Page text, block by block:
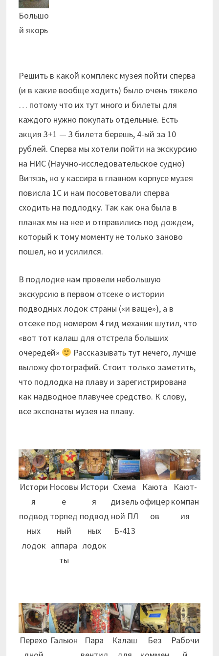
Большо
й якорь
Решить в какой комплекс музея пойти сперва
(и в какие вообще ходить) было очень тяжело
… потому что их тут много и билеты для
каждого нужно покупать отдельные. Есть
акция 3+1 — 3 билета берешь, 4-ый за 10
рублей. Сперва мы хотели пойти на экскурсию
на НИС (Научно-исследовательское судно)
Витязь, но у кассира в главном корпусе музея
повисла 1С и нам посоветовали сперва
сходить на подлодку. Так как она была в
планах мы на нее и отправились под дождем,
который к тому моменту не только заново
пошел, но и усилился.
В подлодкенам провели небольшую
экскурсию в первом отсеке о истории
подводных лодок страны («и ваще»), а в
отсеке под номером 4 гид механик шутил, что
«вот тот калаш для отстрела больших
очередей»
Рассказывать тут нечего, лучше
выложу фотографий. Стоит только заметить,
что подлодка на плаву и зарегистрирована
как надводное плавучее средство. К слову,
все экспонаты музея на плаву.
Истори
я
подвод
ных
лодок
Носовы
е
торпед
ный
аппара
ты
Истори
я
подвод
ных
лодок
Схема
дизель
ной ПЛ
Б-413
Каюта
офицер
ов
Кают-
компан
ия
Перехо Гальюн
Пара
Калаш
Без
Рабочи